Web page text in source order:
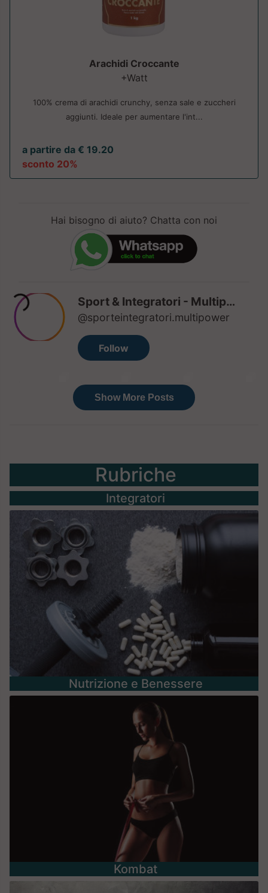
Arachidi Croccante
+Watt
100% crema di arachidi crunchy, senza sale e zuccheri
aggiunti. Ideale per aumentare l'int...
a partire da € 19.20
sconto 20%
Hai bisogno di aiuto? Chatta con noi
Rubriche
Integratori
Nutrizione e Benessere
Kombat